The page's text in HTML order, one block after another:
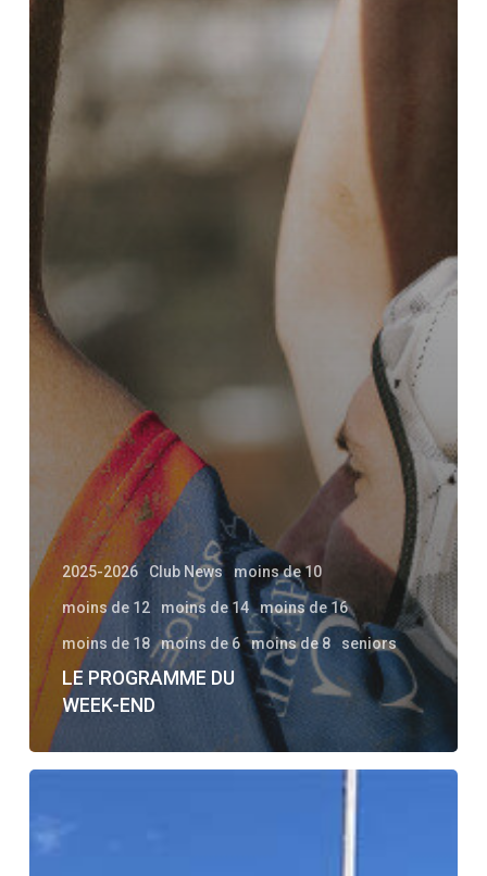
2025-2026 Club News moins de 10
moins de 12 moins de 14 moins de 16
moins de 18 moins de 6 moins de 8 seniors
LE PROGRAMME DU
WEEK-END